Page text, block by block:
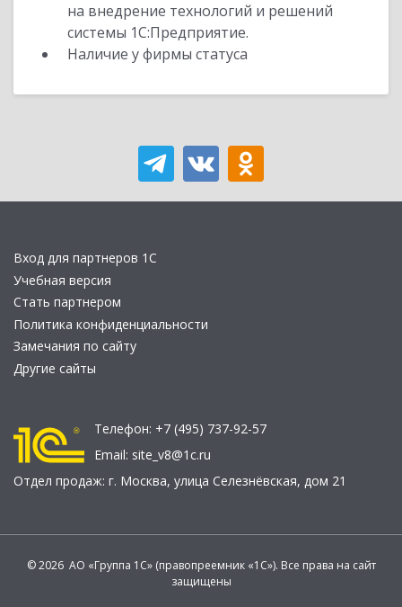
на внедрение технологий и решений
системы 1С:Предприятие.
Наличие у фирмы статуса
Вход для партнеров 1С
Учебная версия
Стать партнером
Политика конфиденциальности
Замечания по сайту
Другие сайты
Телефон: +7 (495) 737-92-57
Email: site_v8@1c.ru
Отдел продаж: г. Москва, улица Селезнёвская, дом 21
© 2026 АО «Группа 1С» (правопреемник «1С»). Все права на сайт
защищены